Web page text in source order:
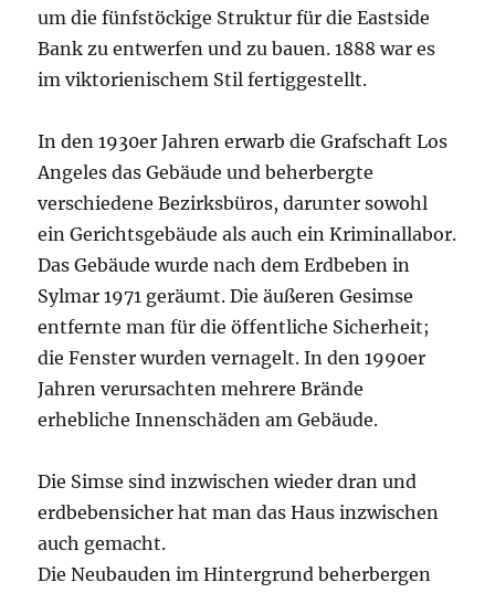
um die fünfstöckige Struktur für die Eastside
Bank zu entwerfen und zu bauen. 1888 war es
im viktorienischem Stil fertiggestellt.
In den 1930er Jahren erwarb die Grafschaft Los
Angeles das Gebäude und beherbergte
verschiedene Bezirksbüros, darunter sowohl
ein Gerichtsgebäude als auch ein Kriminallabor.
Das Gebäude wurde nach dem Erdbeben in
Sylmar 1971 geräumt. Die äußeren Gesimse
entfernte man für die öffentliche Sicherheit;
die Fenster wurden vernagelt. In den 1990er
Jahren verursachten mehrere Brände
erhebliche Innenschäden am Gebäude.
Die Simse sind inzwischen wieder dran und
erdbebensicher hat man das Haus inzwischen
auch gemacht.
Die Neubauden im Hintergrund beherbergen